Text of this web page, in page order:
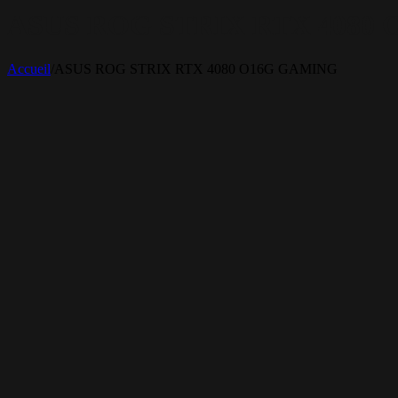
Accueil